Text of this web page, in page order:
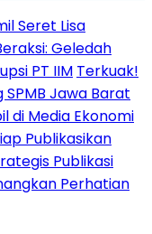
Seret Lisa
Geledah
PT IIM Terkuak!
Jawa Barat
di Media Ekonomi
Publikasikan
Publikasi
Perhatian